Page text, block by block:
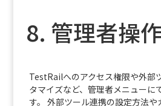
8. 管理者操
TestRailへのアクセス権限や外部
タマイズなど、管理者メニューに
す。 外部ツール連携の設定方法